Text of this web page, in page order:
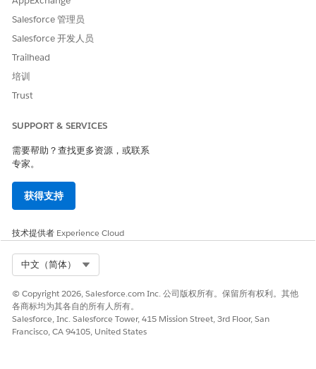
保存更改。
对任何需要访问权限的简档重复此过程。
另请参阅：
系见解
本文章是否解决您的问题？
请与我们共享您的想法，以便我们进行改进！
是
Salesforce 管理员
Salesforce 开发人员
Trailhead
培训
Trust
SUPPORT & SERVICES
需要帮助？查找更多资源，或联系
专家。
获得支持
技术提供者 Experience Cloud
中文（简体）
© Copyright 2026, Salesforce.com Inc. 公司版权所有。保留所有权利。其他
各商标均为其各自的所有人所有。
Salesforce, Inc. Salesforce Tower, 415 Mission Street, 3rd Floor, San
Francisco, CA 94105, United States